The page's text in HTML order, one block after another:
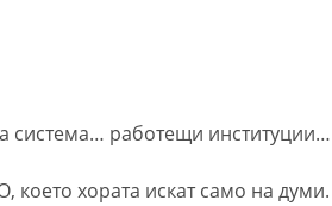
система… работещи
хората искат само на думи.